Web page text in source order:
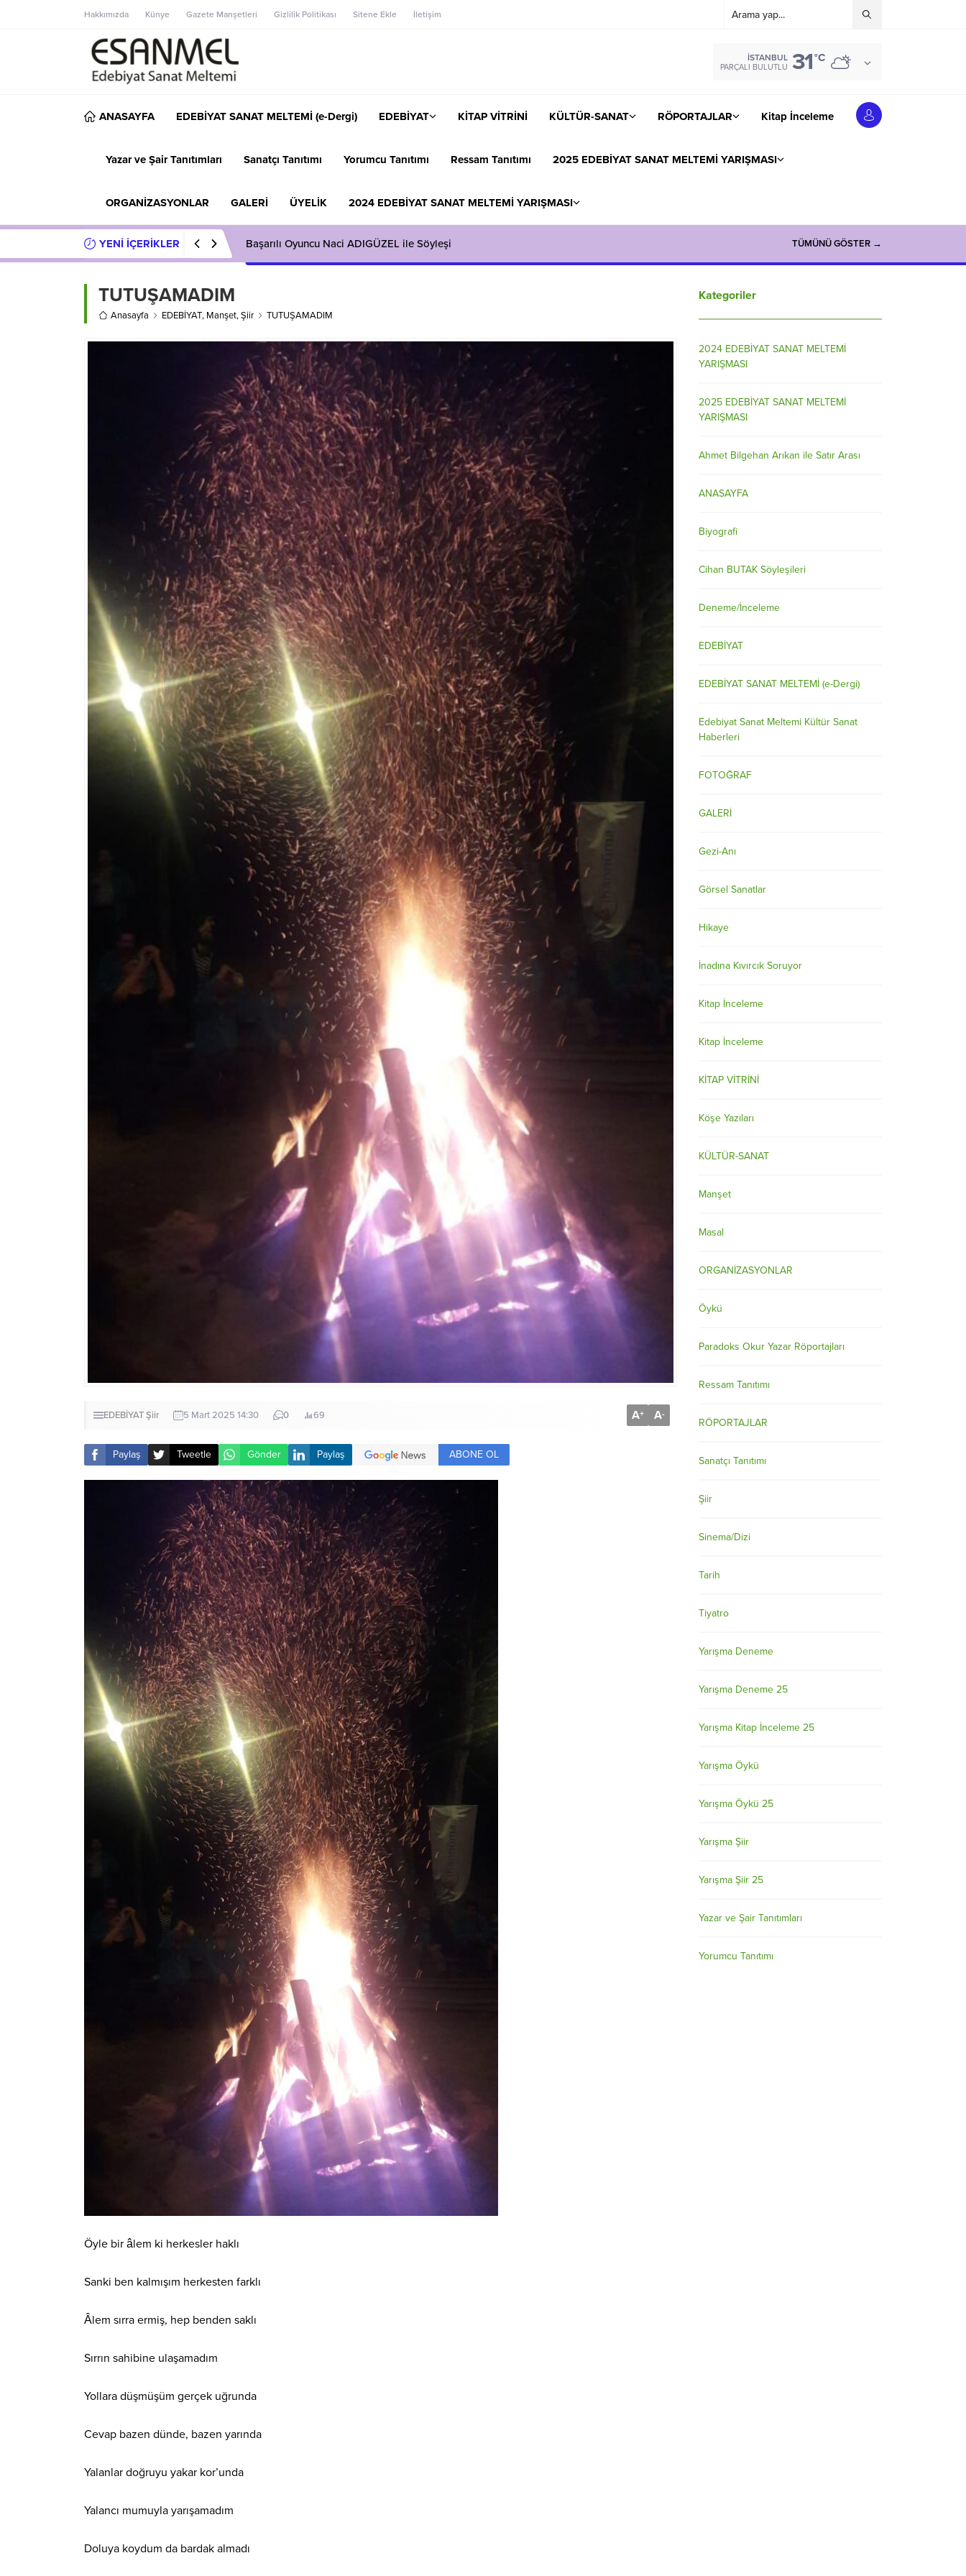
Hakkımızda Künye Gazete Manşetleri Gizlilik Politikası Sitene Ekle İletişim
İSTANBUL
PARÇALI BULUTLU 31°C
ANASAYFA EDEBİYAT SANAT MELTEMİ (e-Dergi) EDEBİYAT KİTAP VİTRİNİ KÜLTÜR-SANAT RÖPORTAJLAR Kitap İnceleme
Yazar ve Şair Tanıtımları Sanatçı Tanıtımı Yorumcu Tanıtımı Ressam Tanıtımı 2025 EDEBİYAT SANAT MELTEMİ YARIŞMASI
ORGANİZASYONLAR GALERİ ÜYELİK 2024 EDEBİYAT SANAT MELTEMİ YARIŞMASI
YENİ İÇERİKLER Başarılı Oyuncu Naci ADIGÜZEL ile Söyleşi TÜMÜNÜ GÖSTER →
TUTUŞAMADIM
Anasayfa EDEBİYAT, Manşet,Şiir TUTUŞAMADIM
EDEBİYATŞiir 5 Mart 2025 14:30 0 69 A+ A-
Paylaş Tweetle Gönder Paylaş ABONE OL
Öyle bir âlem ki herkesler haklı
Sanki ben kalmışım herkesten farklı
Âlem sırra ermiş, hep benden saklı
Sırrın sahibine ulaşamadım
Yollara düşmüşüm gerçek uğrunda
Cevap bazen dünde, bazen yarında
Yalanlar doğruyu yakar kor’unda
Yalancı mumuyla yarışamadım
Doluya koydum da bardak almadı
Kategoriler
2024 EDEBİYAT SANAT MELTEMİ
YARIŞMASI
2025 EDEBİYAT SANAT MELTEMİ
YARIŞMASI
Ahmet Bilgehan Arıkan ile Satır Arası
ANASAYFA
Biyografi
Cihan BUTAK Söyleşileri
Deneme/İnceleme
EDEBİYAT
EDEBİYAT SANAT MELTEMİ (e-Dergi)
Edebiyat Sanat Meltemi Kültür Sanat
Haberleri
FOTOĞRAF
GALERİ
Gezi-Anı
Görsel Sanatlar
Hikaye
İnadına Kıvırcık Soruyor
Kitap İnceleme
Kitap İnceleme
KİTAP VİTRİNİ
Köşe Yazıları
KÜLTÜR-SANAT
Manşet
Masal
ORGANİZASYONLAR
Öykü
Paradoks Okur Yazar Röportajları
Ressam Tanıtımı
RÖPORTAJLAR
Sanatçı Tanıtımı
Şiir
Sinema/Dizi
Tarih
Tiyatro
Yarışma Deneme
Yarışma Deneme 25
Yarışma Kitap İnceleme 25
Yarışma Öykü
Yarışma Öykü 25
Yarışma Şiir
Yarışma Şiir 25
Yazar ve Şair Tanıtımları
Yorumcu Tanıtımı